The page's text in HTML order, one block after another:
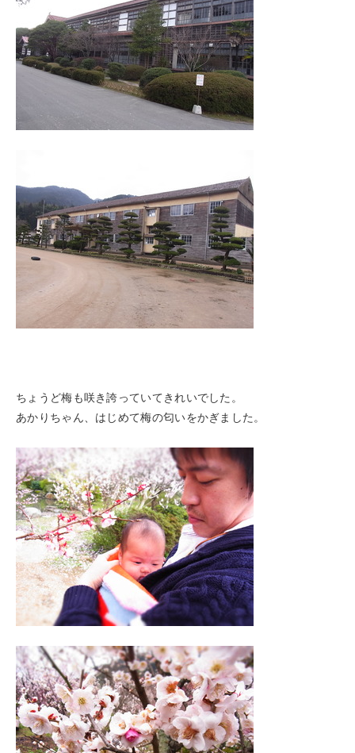
ちょうど梅も咲き誇っていてきれいでした。
あかりちゃん、はじめて梅の匂いをかぎました。